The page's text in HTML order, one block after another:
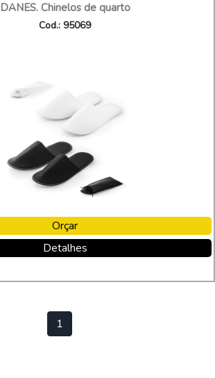
DANES. Chinelos de quarto
Cod.: 95069
Orçar
Detalhes
1